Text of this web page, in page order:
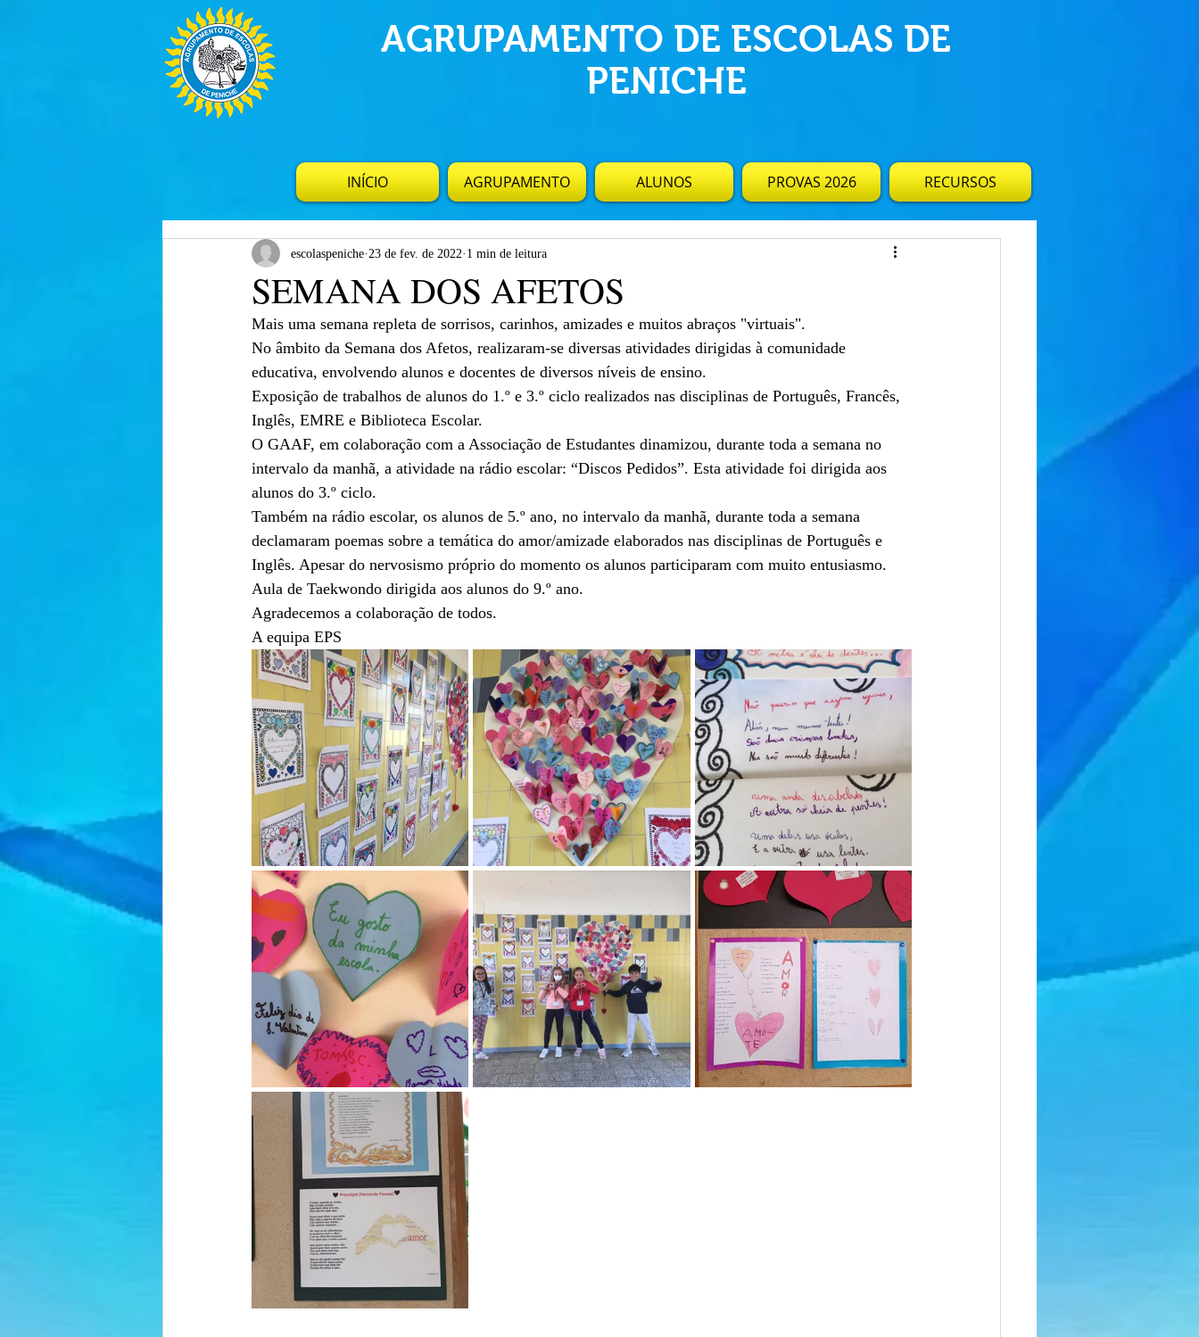
AGRUPAMENTO DE ESCOLAS DE
PENICHE
INÍCIO AGRUPAMENTO ALUNOS PROVAS 2026 RECURSOS
SEMANA DOS AFETOS
escolaspeniche 23 de fev. de 2022 1 min de leitura
Mais uma semana repleta de sorrisos, carinhos, amizades e muitos abraços "virtuais".
No âmbito da Semana dos Afetos, realizaram-se diversas atividades dirigidas à comunidade
educativa, envolvendo alunos e docentes de diversos níveis de ensino.
Exposição de trabalhos de alunos do 1.º e 3.º ciclo realizados nas disciplinas de Português, Francês,
Inglês, EMRE e Biblioteca Escolar.
O GAAF, em colaboração com a Associação de Estudantes dinamizou, durante toda a semana no
intervalo da manhã, a atividade na rádio escolar: “Discos Pedidos”. Esta atividade foi dirigida aos
alunos do 3.º ciclo.
Também na rádio escolar, os alunos de 5.º ano, no intervalo da manhã, durante toda a semana
declamaram poemas sobre a temática do amor/amizade elaborados nas disciplinas de Português e
Inglês. Apesar do nervosismo próprio do momento os alunos participaram com muito entusiasmo.
Aula de Taekwondo dirigida aos alunos do 9.º ano.
Agradecemos a colaboração de todos.
A equipa EPS